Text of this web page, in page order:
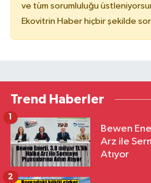
ve tüm sorumluluğu
Ekovitrin Haber hiçbir şekilde
Trend Haberler
Bewen
Arz ile
Atıyor
1
2